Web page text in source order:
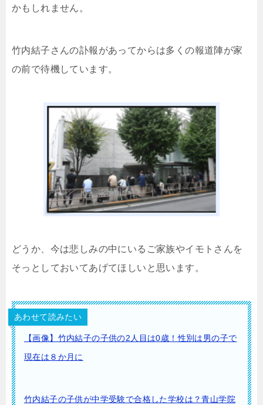
かもしれません。
竹内結子さんの訃報があってからは多くの報道陣が家
の前で待機しています。
どうか、今は悲しみの中にいるご家族やイモトさんを
そっとしておいてあげてほしいと思います。
あわせて読みたい
【画像】竹内結子の子供の2人目は0歳！性別は男の子で
現在は８か月に
竹内結子の子供が中学受験で合格した学校は？青山学院